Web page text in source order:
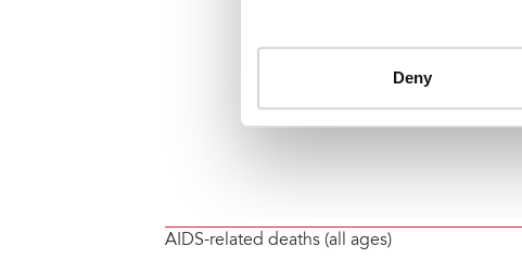
AIDS-related deaths (all ages)